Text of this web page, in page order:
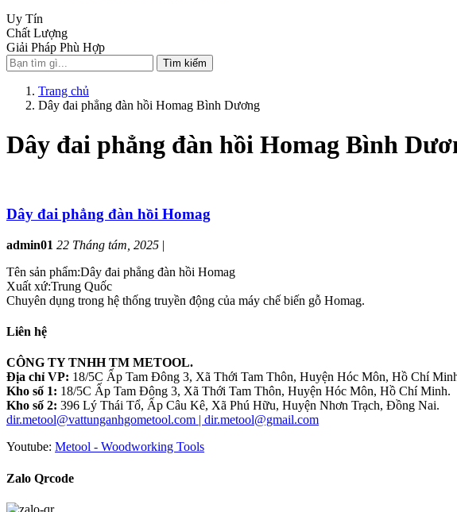
Uy Tín
Chất Lượng
Giải Pháp Phù Hợp
Tìm kiếm
Trang chủ
Dây đai phẳng đàn hồi Homag Bình Dương
Dây đai phẳng đàn hồi Homag Bình
Dây đai phẳng đàn hồi Homag
admin01 22 Tháng tám, 2025 |
Tên sản phẩm:Dây đai phẳng đàn hồi Homag
Xuất xứ:Trung Quốc
Chuyên dụng trong hệ thống truyền động của máy chế biến gỗ Homag.
Liên hệ
CÔNG TY TNHH TM METOOL.
Địa chỉ VP: 18/5C Ấp Tam Đông 3, Xã Thới Tam Thôn, Huyện Hóc Môn, Hồ Chí
Kho số 1: 18/5C Ấp Tam Đông 3, Xã Thới Tam Thôn, Huyện Hóc Môn, Hồ Chí Minh.
Kho số 2: 396 Lý Thái Tổ, Ấp Câu Kê, Xã Phú Hữu, Huyện Nhơn Trạch, Đồng Nai.
dir.metool@vattunganhgometool.com | dir.metool@gmail.com
Youtube: Metool - Woodworking Tools
Zalo Qrcode